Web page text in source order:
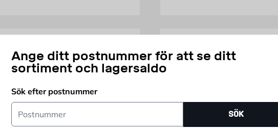
Ange ditt postnummer för att se ditt
sortiment och lagersaldo
Sök efter postnummer
Postnummer
SÖK